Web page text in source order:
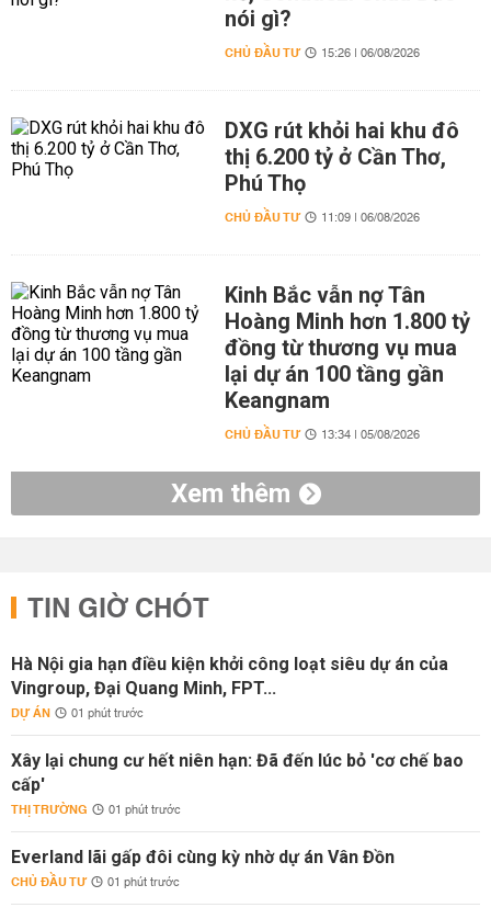
nói gì?
CHỦ ĐẦU TƯ 15:26 | 06/08/2026
DXG rút khỏi hai khu đô
thị 6.200 tỷ ở Cần Thơ,
Phú Thọ
CHỦ ĐẦU TƯ 11:09 | 06/08/2026
Kinh Bắc vẫn nợ Tân
Hoàng Minh hơn 1.800 tỷ
đồng từ thương vụ mua
lại dự án 100 tầng gần
Keangnam
CHỦ ĐẦU TƯ 13:34 | 05/08/2026
Xem thêm
TIN GIỜ CHÓT
Hà Nội gia hạn điều kiện khởi công loạt siêu dự án của
Vingroup, Đại Quang Minh, FPT...
DỰ ÁN 01 phút trước
Xây lại chung cư hết niên hạn: Đã đến lúc bỏ 'cơ chế bao
cấp'
THỊ TRƯỜNG 01 phút trước
Everland lãi gấp đôi cùng kỳ nhờ dự án Vân Đồn
CHỦ ĐẦU TƯ 01 phút trước